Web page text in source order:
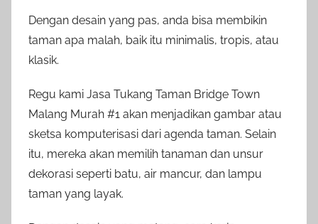
Dengan desain yang pas, anda bisa membikin
taman apa malah, baik itu minimalis, tropis, atau
klasik.
Regu kami Jasa Tukang Taman Bridge Town
Malang Murah #1 akan menjadikan gambar atau
sketsa komputerisasi dari agenda taman. Selain
itu, mereka akan memilih tanaman dan unsur
dekorasi seperti batu, air mancur, dan lampu
taman yang layak.